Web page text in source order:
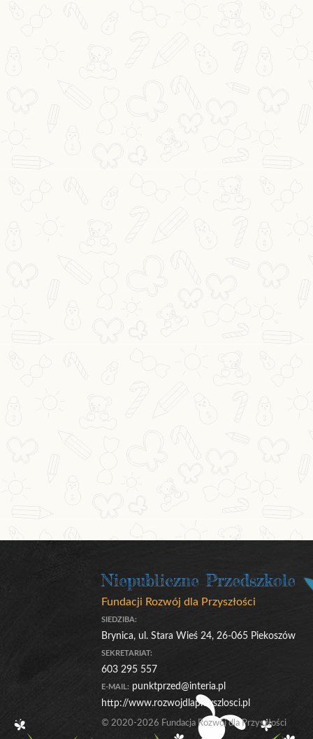
Niepubliczne Przedszkole
Fundacji Rozwój dla Przyszłości
SIEDZIBA:
Brynica, ul. Stara Wieś 24, 26-065 Piekoszów
SEKRETARIAT:
603 295 557
E-MAIL: punktprzed@interia.pl
http://www.rozwojdlaprzyszlosci.pl
© 2020-2026 Fundacja Rozwój dla Przyszłości